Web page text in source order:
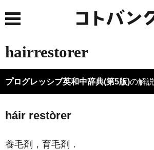
hairrestorer
プログレッシブ英和中辞典(第5版)の解説
háir restòrer
養毛剤，育毛剤 ．